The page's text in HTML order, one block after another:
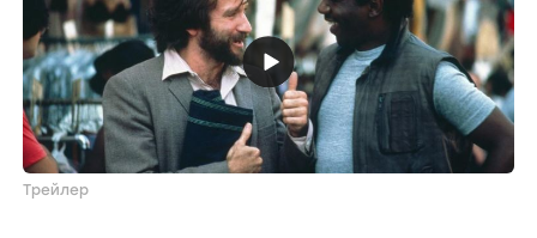
Трейлер